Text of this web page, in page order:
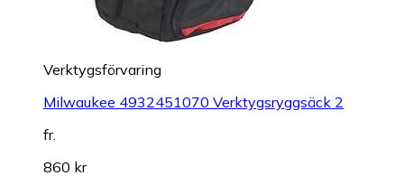
Verktygsförvaring
Milwaukee 4932451070 Verktygsryggsäck 2
fr.
860 kr